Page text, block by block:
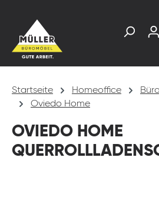
Startseite Homeoffice
Oviedo Home
OVIEDO HOME